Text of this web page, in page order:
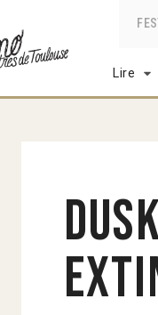
Lire